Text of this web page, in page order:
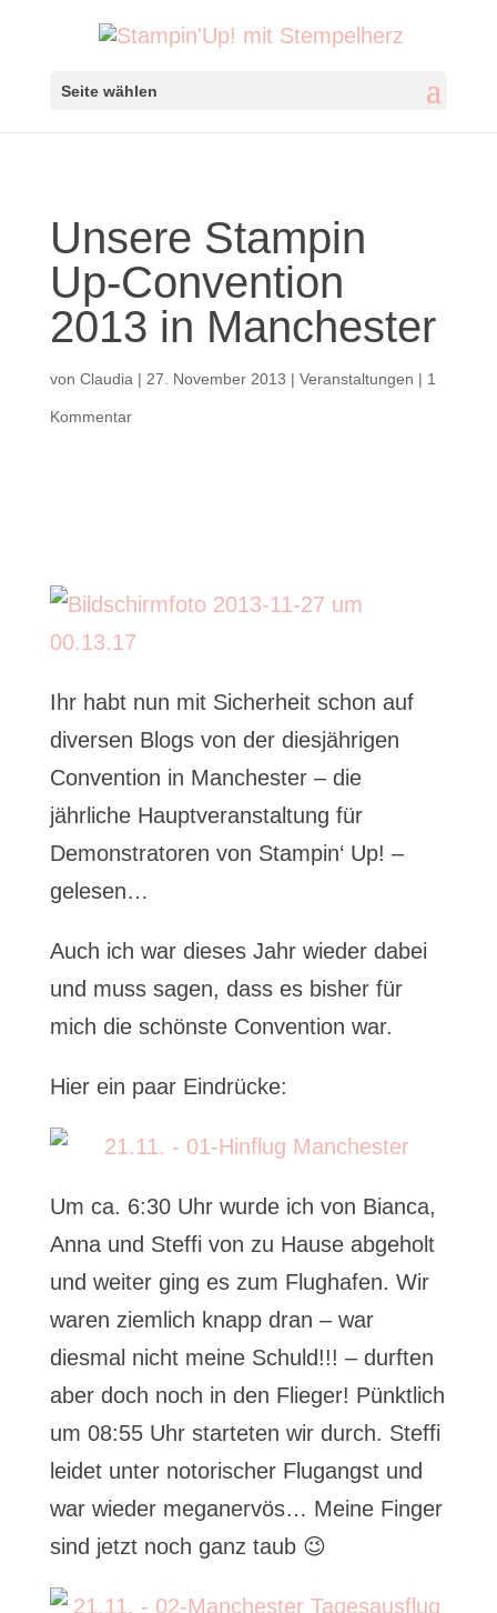
Seite wählen
Unsere Stampin
Up-Convention
2013 in Manchester
von Claudia | 27. November 2013 | Veranstaltungen | 1
Kommentar
Ihr habt nun mit Sicherheit schon auf
diversen Blogs von der diesjährigen
Convention in Manchester – die
jährliche Hauptveranstaltung für
Demonstratoren von Stampin‘ Up! –
gelesen…
Auch ich war dieses Jahr wieder dabei
und muss sagen, dass es bisher für
mich die schönste Convention war.
Hier ein paar Eindrücke:
Um ca. 6:30 Uhr wurde ich von Bianca,
Anna und Steffi von zu Hause abgeholt
und weiter ging es zum Flughafen. Wir
waren ziemlich knapp dran – war
diesmal nicht meine Schuld!!! – durften
aber doch noch in den Flieger! Pünktlich
um 08:55 Uhr starteten wir durch. Steffi
leidet unter notorischer Flugangst und
war wieder meganervös… Meine Finger
sind jetzt noch ganz taub 😉